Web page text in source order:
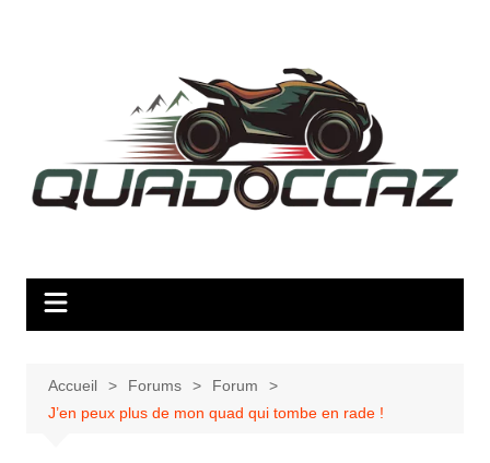
Accueil Forums
Forum
J’en peux plus de mon quad qui tombe en rade !